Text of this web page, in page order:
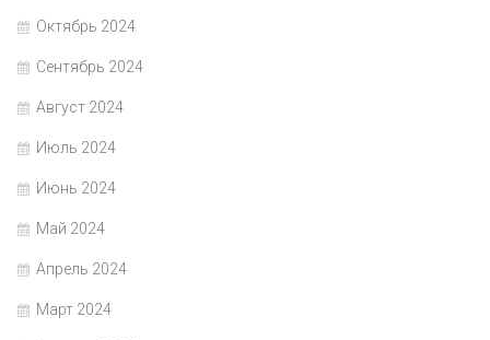
Октябрь 2024
Сентябрь 2024
Август 2024
Июль 2024
Июнь 2024
Май 2024
Апрель 2024
Март 2024